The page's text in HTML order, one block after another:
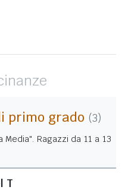
primo grado (3)
Ragazzi da 11 a 13
T